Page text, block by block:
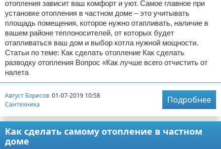
отопления зависит ваш комфорт и уют. Самое главное при
установке отопления в частном доме – это учитывать
площадь помещения, которое нужно отапливать, наличие в
вашем районе теплоносителей, от которых будет
отапливаться ваш дом и выбор котла нужной мощности.
Статьи по теме: Как сделать отопление Как сделать
разводку отопления Вопрос «Как лучше всего отчистить от
налета
Август Борисов 01-07-2019 10:58
Сантехника
Подробнее
Как сделать самому отопление в частном
доме